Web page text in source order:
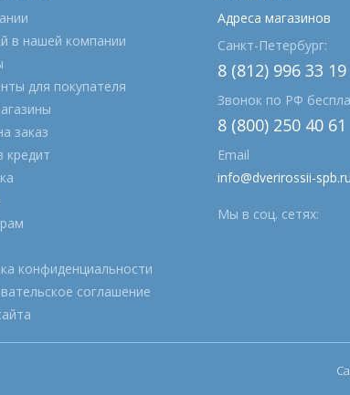
в нашей компании
для покупателя
заказ
кредит
конфиденциальности
соглашение
Адреса магазинов
Санкт-Петербург:
8 (812) 996 33 19
Звонок по РФ
8 (800) 250 40 61
Email
info@dverirossii-spb.ru
Мы в соц. сетях: